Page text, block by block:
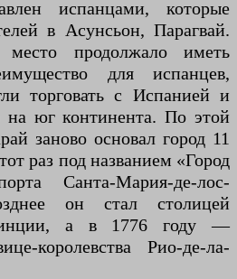
испанцами, которые
в Асунсьон, Парагвай.
продолжало иметь
для испанцев,
торговать с Испанией и
на юг континента. По этой
заново основал город 11
раз под названием «Город
Санта-Мария-де-лос-
он стал столицей
а в 1776 году —
королевства Рио-де-ла-